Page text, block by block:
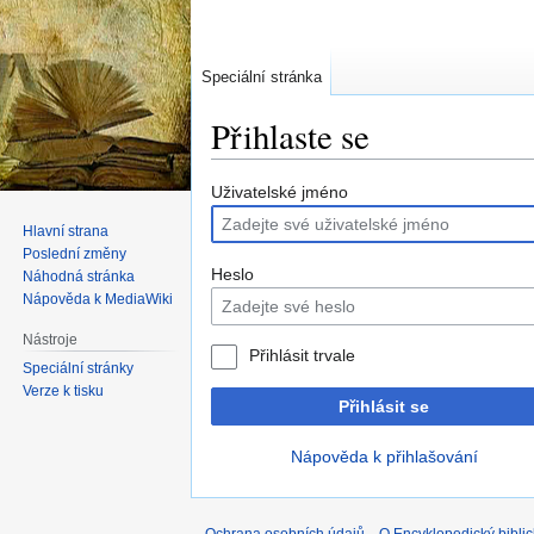
Přihlaste se
Skočit
na
navigaci
Skočit
na
vyhledávání
Uživatelské jméno
Heslo
Přihlásit trvale
Přihlásit se
Nápověda k přihlašování
Speciální stránka
Hlavní strana
Poslední změny
Náhodná stránka
Nápověda k MediaWiki
Nástroje
Speciální stránky
Verze k tisku